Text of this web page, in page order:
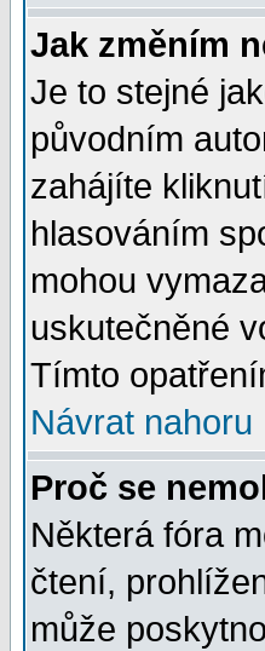
Jak změním
Je to stejné
původním
zahájíte
hlasováním
mohou
uskutečněné
Tímto
Návrat nahoru
Proč se
Některá fóra
čtení,
může